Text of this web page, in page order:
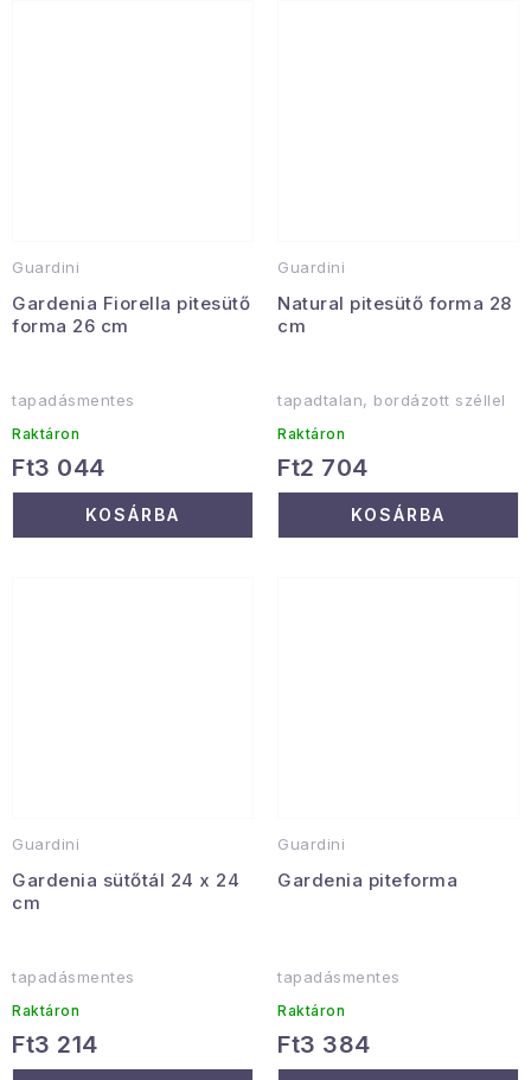
Guardini
Gardenia Fiorella pitesütő
forma 26 cm
tapadásmentes
Raktáron
Ft3 044
KOSÁRBA
Guardini
Natural pitesütő forma 28
cm
tapadtalan, bordázott széllel
Raktáron
Ft2 704
KOSÁRBA
Guardini
Gardenia sütőtál 24 x 24
cm
tapadásmentes
Raktáron
Ft3 214
Guardini
Gardenia piteforma
tapadásmentes
Raktáron
Ft3 384